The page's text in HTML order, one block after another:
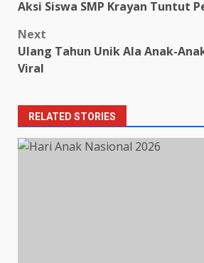
Aksi Siswa SMP Krayan Tuntut
Next
Ulang Tahun Unik Ala Anak-
Viral
RELATED STORIES